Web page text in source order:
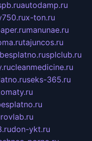
autodamp.ru
x-ton.ru
manunae.ru
tajuncos.ru
splclub.ru
cleanmedicine.ru
seks-365.ru
don-ykt.ru